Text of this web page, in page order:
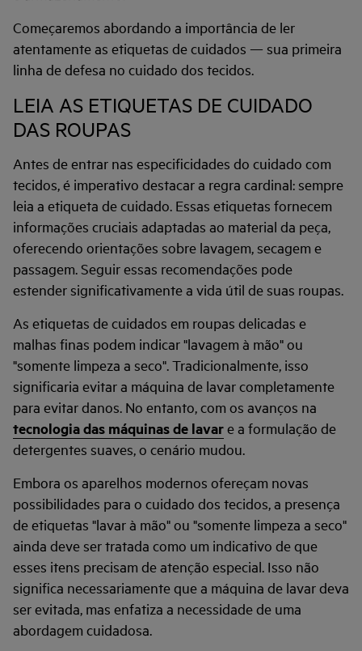
Começaremos abordando a importância de ler
atentamente as etiquetas de cuidados — sua primeira
linha de defesa no cuidado dos tecidos.
LEIA AS ETIQUETAS DE CUIDADO
DAS ROUPAS
Antes de entrar nas especificidades do cuidado com
tecidos, é imperativo destacar a regra cardinal: sempre
leia a etiqueta de cuidado. Essas etiquetas fornecem
informações cruciais adaptadas ao material da peça,
oferecendo orientações sobre lavagem, secagem e
passagem. Seguir essas recomendações pode
estender significativamente a vida útil de suas roupas.
As etiquetas de cuidados em roupas delicadas e
malhas finas podem indicar "lavagem à mão" ou
"somente limpeza a seco". Tradicionalmente, isso
significaria evitar a máquina de lavar completamente
para evitar danos. No entanto, com os avanços na
tecnologia das máquinas de lavare a formulação de
detergentes suaves, o cenário mudou.
Embora os aparelhos modernos ofereçam novas
possibilidades para o cuidado dos tecidos, a presença
de etiquetas "lavar à mão" ou "somente limpeza a seco"
ainda deve ser tratada como um indicativo de que
esses itens precisam de atenção especial. Isso não
significa necessariamente que a máquina de lavar deva
ser evitada, mas enfatiza a necessidade de uma
abordagem cuidadosa.